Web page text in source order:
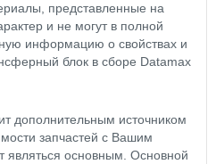
представленные на
и не могут в полной
информацию о свойствах и
блок в сборе Datamax
дополнительным источником
запчастей с Вашим
являться основным. Основной